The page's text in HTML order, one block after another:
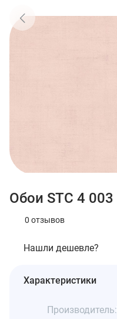
Обои STC 4
0 отзывов
Нашли дешевле?
Характеристики
Производитель: